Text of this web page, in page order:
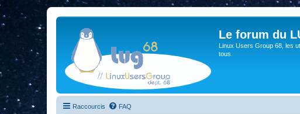
Le forum du
Linux Users Group 68, les
tous.
Raccourcis FAQ